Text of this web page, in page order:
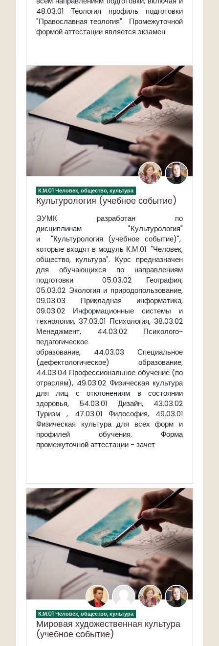
48.03.01 Теология профиль подготовки
"Православная теология". Промежуточной
формой аттестации является экзамен.
К.М.01 Человек, общество, культура
Культурология (учебное событие)
ЭУМК разработан по
дисциплинам "Культурология"
и "Культурология (учебное событие)",
которые входят в модуль К.М.01 "Человек,
общество, культура". Курс предназначен
для обучающихся по направлениям
подготовки 05.03.02 География,
05.03.02 Экология и природопользование,
09.03.03 Прикладная информатика,
09.03.02 Информационные системы и
технологии, 37.03.01 Психология, 38.03.02
Менеджмент, 44.03.02 Психолого-
педагогическое
образование, 44.03.03 Специальное
(дефектологическое) образование,
44.03.04 Профессиональное обучение (по
отраслям), 49.03.02 Физическая культура
для лиц с отклонениям в состоянии
здоровья, 54.03.01 Дизайн, 43.03.02
Туризм , 47.03.01 Философия, 49.03.01
Физическая культура для всех форм и
профилей обучения. Форма
промежуточной аттестации - зачет
К.М.01 Человек, общество, культура
Мировая художественная культура
(учебное событие)